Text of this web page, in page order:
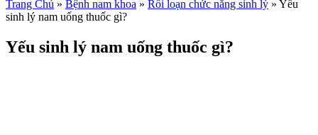
Trang Chủ » Bệnh nam khoa » Rối loạn chức năng sinh lý » Yếu
sinh lý nam uống thuốc gì?
Yếu sinh lý nam uống thuốc gì?